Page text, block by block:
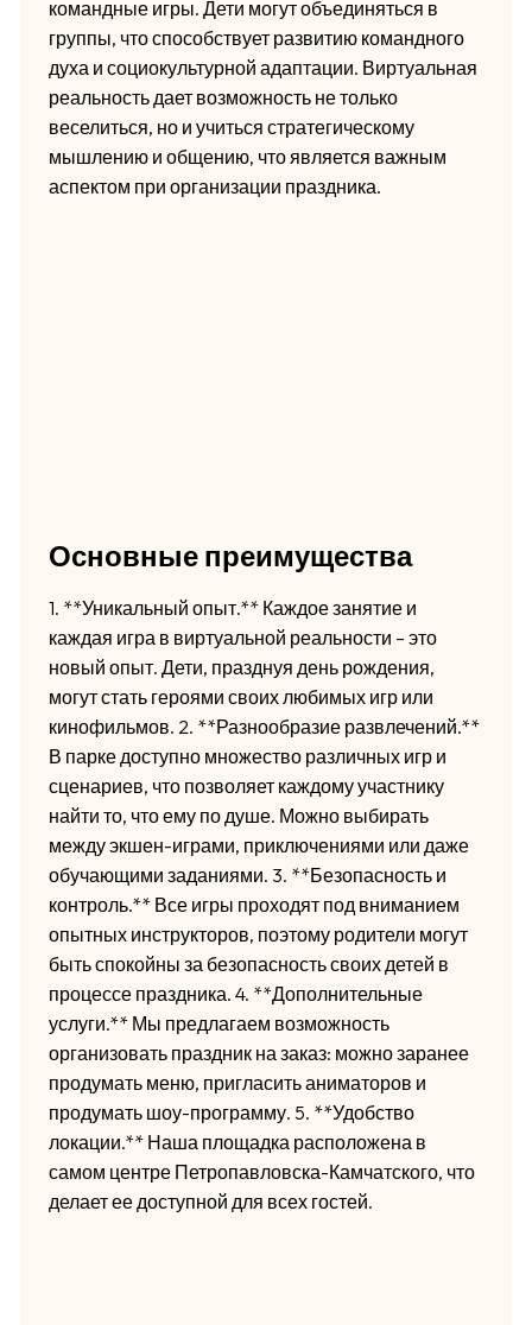
командные игры. Дети могут объединяться в
группы, что способствует развитию командного
духа и социокультурной адаптации. Виртуальная
реальность дает возможность не только
веселиться, но и учиться стратегическому
мышлению и общению, что является важным
аспектом при организации праздника.
Основные преимущества
1. **Уникальный опыт.** Каждое занятие и
каждая игра в виртуальной реальности – это
новый опыт. Дети, празднуя день рождения,
могут стать героями своих любимых игр или
кинофильмов. 2. **Разнообразие развлечений.**
В парке доступно множество различных игр и
сценариев, что позволяет каждому участнику
найти то, что ему по душе. Можно выбирать
между экшен-играми, приключениями или даже
обучающими заданиями. 3. **Безопасность и
контроль.** Все игры проходят под вниманием
опытных инструкторов, поэтому родители могут
быть спокойны за безопасность своих детей в
процессе праздника. 4. **Дополнительные
услуги.** Мы предлагаем возможность
организовать праздник на заказ: можно заранее
продумать меню, пригласить аниматоров и
продумать шоу-программу. 5. **Удобство
локации.** Наша площадка расположена в
самом центре Петропавловска-Камчатского, что
делает ее доступной для всех гостей.